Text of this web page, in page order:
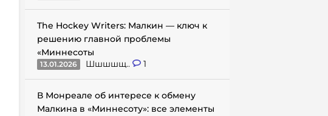
The Hockey Writers: Малкин — ключ к
решению главной проблемы
«Миннесоты
13.01.2026 Шшшшщ.. 1
В Монреале об интересе к обмену
Малкина в «Миннесоту»: все элементы